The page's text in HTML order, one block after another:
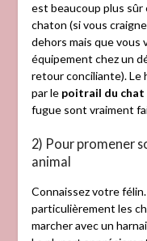
est beaucoup plus
chaton (si vous
dehors mais que vous
équipement chez un
retour conciliante). Le
par le poitrail du chat
fugue sont vraiment
2) Pour promener
animal
Connaissez votre
particulièrement les
marcher avec un